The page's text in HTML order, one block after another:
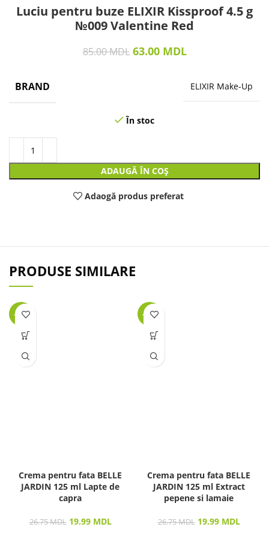
Luciu pentru buze ELIXIR Kissproof 4.5 g
№009 Valentine Red
85.00MDL 63.00 MDL
BRAND ELIXIR Make-Up
În stoc
ADAUGĂ ÎN COȘ
Adaogă produs preferat
PRODUSE SIMILARE
-25%
Crema pentru fata BELLE
JARDIN 125 ml Lapte de
capra
26.75MDL 19.99 MDL
-25%
Crema pentru fata BELLE
JARDIN 125 ml Extract
pepene si lamaie
26.75MDL 19.99 MDL